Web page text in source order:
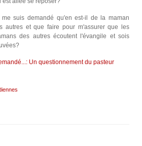
me suis demandé qu'en est-il de la maman
autres et que faire pour m'assurer que les
des autres écoutent l'évangile et sois
Un questionnement du pasteur